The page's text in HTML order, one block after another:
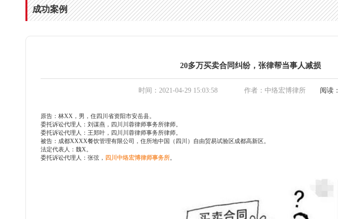
成功案例
20多万买卖合同纠纷，张律帮当事人减损
时间：2021-04-29 15:03:58 作者：中络宏博律所 阅读：
原告：林XX，男，住四川省资阳市安岳县。
委托诉讼代理人：刘谋燕，四川川蓉律师事务所律师。
委托诉讼代理人：王郑叶，四川川蓉律师事务所律师。
被告：成都XXXX餐饮管理有限公司，住所地中国（四川）自由贸易试验区成都高新区。
法定代表人：魏X。
委托诉讼代理人：张弦， 四川中络宏博律师事务所。